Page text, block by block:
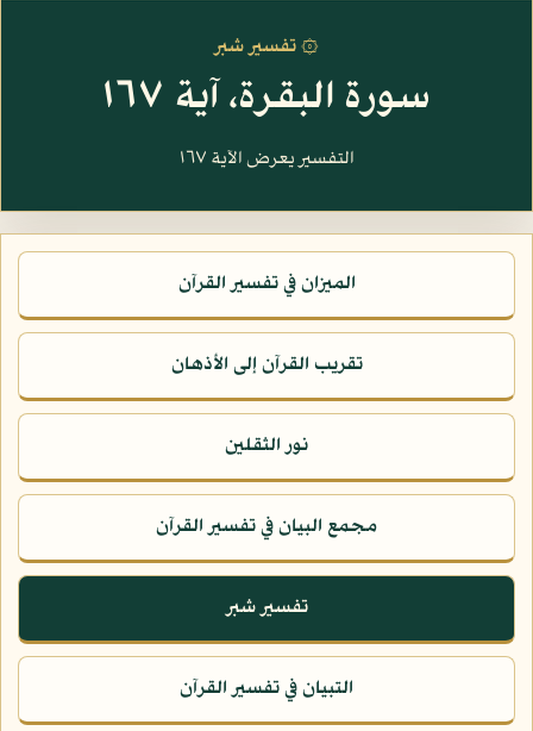
۞ تفسير شبر
سورة البقرة، آية ١٦٧
التفسير يعرض الآية ١٦٧
الميزان في تفسير القرآن
تقريب القرآن إلى الأذهان
نور الثقلين
مجمع البيان في تفسير القرآن
تفسير شبر
التبيان في تفسير القرآن